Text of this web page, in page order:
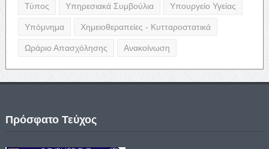
Τύπος Υπηρεσιακά Συμβούλια Υπουργείο Υγείας
Υπόμνημα Χημειοθεραπείες - Κυτταροστατικά
Ωράριο Απασχόλησης Ανακοίνωση
Πρόσφατο Τεύχος